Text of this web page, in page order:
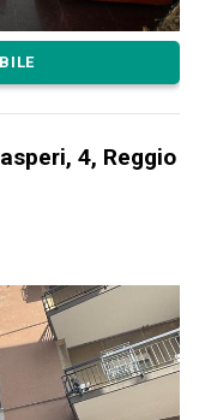
4, Reggio